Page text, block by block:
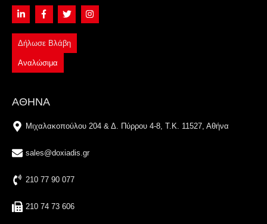
Δήλωσε Βλάβη
Αναλώσιμα
ΑΘΗΝΑ
Μιχαλακοπούλου 204 & Δ. Πύρρου 4-8, Τ.Κ. 11527, Αθήνα
sales@doxiadis.gr
210 77 90 077
210 74 73 606